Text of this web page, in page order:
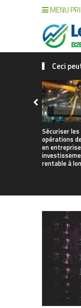
MENU
Ceci
Sécuriser les
opérations
en
rentable à